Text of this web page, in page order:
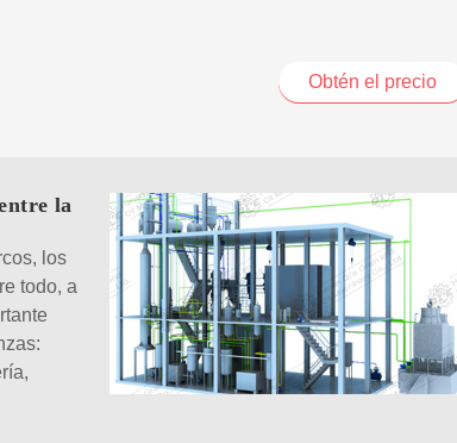
Obtén el precio
la
los
todo, a